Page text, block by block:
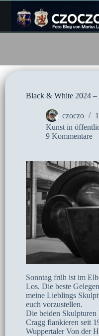
Inhalt
springen
Black & White 2024
czoczo
Kunst in
9 Kommentare
Sonntag früh ist im
Los. Die beste
meine Lieblings
euch vorzustellen.
Die beiden Skulpturen
Cragg flankieren seit
Wuppertaler Von der